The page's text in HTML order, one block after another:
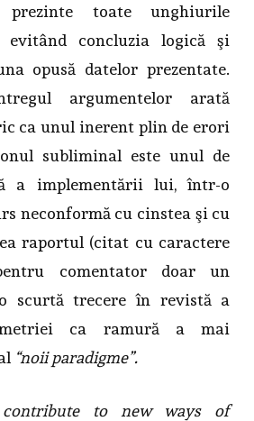
prezinte toate unghiurile
evitând concluzia logică şi
opusă datelor prezentate.
argumentelor arată
ca unul inerent plin de erori
subliminal este unul de
a implementării lui, într-o
neconformă cu cinstea şi cu
raportul (citat cu caractere
comentator doar un
scurtă trecere în revistă a
ca ramură a mai
“noii paradigme”.
contribute to new ways of